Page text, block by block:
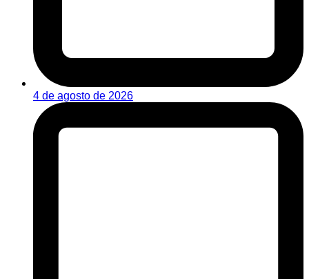
4 de agosto de 2026